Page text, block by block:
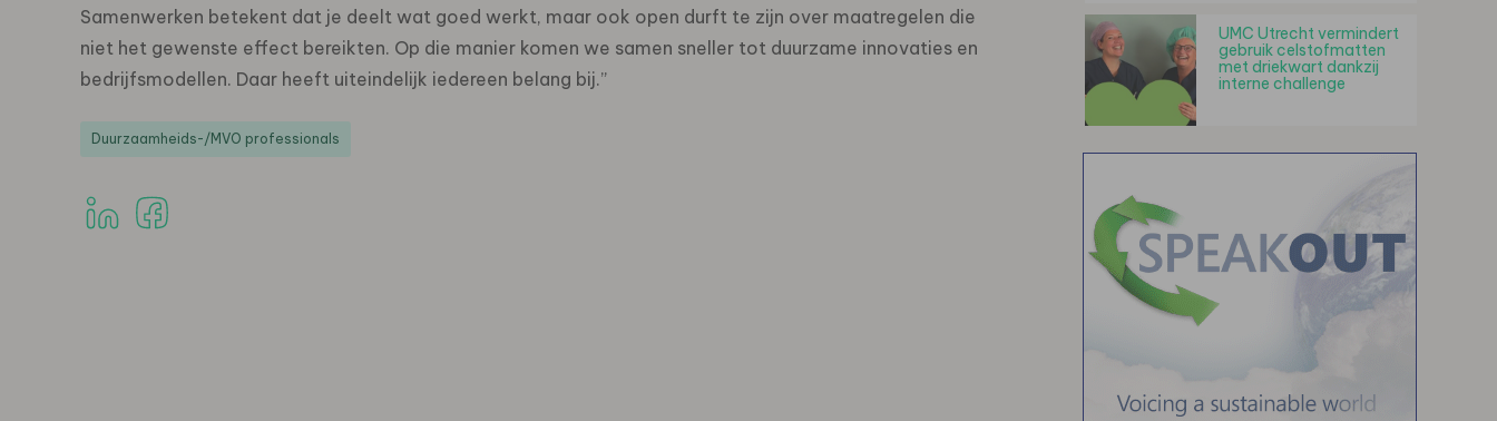
Samenwerken betekent dat je deelt wat goed werkt, maar ook open durft te zijn over maatregelen die
niet het gewenste effect bereikten. Op die manier komen we samen sneller tot duurzame innovaties en
bedrijfsmodellen. Daar heeft uiteindelijk iedereen belang bij.”
Duurzaamheids-/MVO professionals
UMC Utrecht vermindert
gebruik celstofmatten
met driekwart dankzij
interne challenge